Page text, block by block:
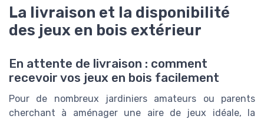
La livraison et la disponibilité
des jeux en bois extérieur
En attente de livraison : comment
recevoir vos jeux en bois facilement
Pour de nombreux jardiniers amateurs ou parents
cherchant à aménager une aire de jeux idéale, la